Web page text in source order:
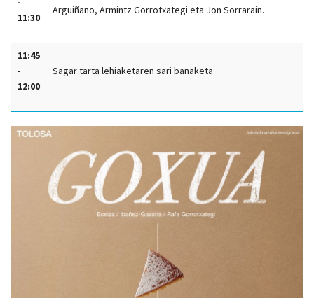
11:30
Arguiñano, Armintz Gorrotxategi eta Jon Sorrarain.
11:45
-
12:00
Sagar tarta lehiaketaren sari banaketa